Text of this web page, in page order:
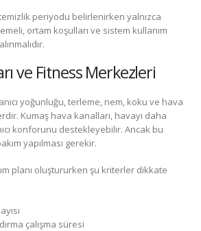
periyodu belirlenirken yalnızca
ortam koşulları ve sistem kullanım
ve Fitness Merkezleri
yoğunluğu, terleme, nem, koku ve hava
Kumaş hava kanalları, havayı daha
konforunu destekleyebilir. Ancak bu
yapılması gerekir.
planı oluştururken şu kriterler dikkate
çalışma süresi